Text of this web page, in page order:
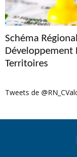
Schéma
Développement
Territoires
Tweets de